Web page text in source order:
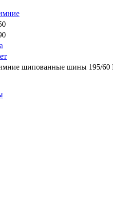
шипованные шины 195/60